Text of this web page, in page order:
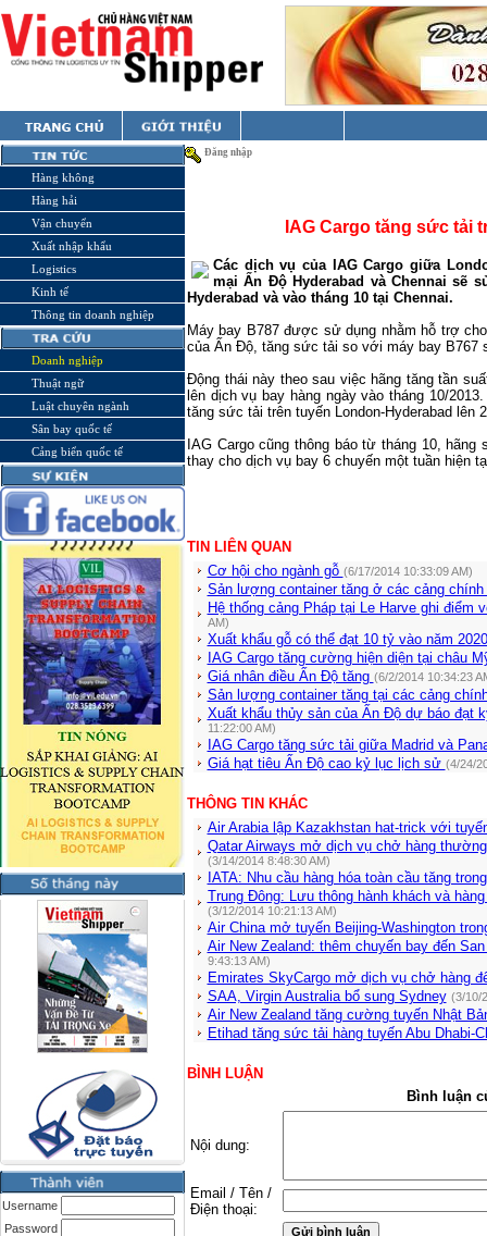
Hàng không
Hàng hải
Vận chuyển
Xuất nhập khẩu
Logistics
Kinh tế
Thông tin doanh nghiệp
Doanh nghiệp
Thuật ngữ
Luật chuyên ngành
Sân bay quốc tế
Cảng biển quốc tế
Username
Password
Đăng nhập
IAG Cargo tăng sức tải
Các dịch vụ của IAG Cargo giữa
mại Ấn Độ Hyderabad và Chennai sẽ
Hyderabad và vào tháng 10 tại Chennai.
Máy bay B787 được sử dụng nhằm hỗ trợ
của Ấn Độ, tăng sức tải so với máy bay
Động thái này theo sau việc hãng tăng tần
lên dịch vụ bay hàng ngày vào tháng 10/
tăng sức tải trên tuyến London-Hyderabad lên
IAG Cargo cũng thông báo từ tháng 10,
thay cho dịch vụ bay 6 chuyến một tuần hiện
TIN LIÊN QUAN
Cơ hội cho ngành gỗ (6/17/2014 10:33:09 AM)
Sản lượng container tăng ở các cảng
Hệ thống cảng Pháp tại Le Harve ghi
AM)
Xuất khẩu gỗ có thể đạt 10 tỷ vào năm
IAG Cargo tăng cường hiện diện tại châu
Giá nhân điều Ấn Độ tăng (6/2/2014 10:34:23
Sản lượng container tăng tại các cảng
Xuất khẩu thủy sản của Ấn Độ dự báo đạt
11:22:00 AM)
IAG Cargo tăng sức tải giữa Madrid và
Giá hạt tiêu Ấn Độ cao kỷ lục lịch sử (4/24/
THÔNG TIN KHÁC
Air Arabia lập Kazakhstan hat-trick với
Qatar Airways mở dịch vụ chở hàng
(3/14/2014 8:48:30 AM)
IATA: Nhu cầu hàng hóa toàn cầu tăng
Trung Đông: Lưu thông hành khách và
(3/12/2014 10:21:13 AM)
Air China mở tuyến Beijing-Washington
Air New Zealand: thêm chuyến bay đến
9:43:13 AM)
Emirates SkyCargo mở dịch vụ chở hàng
SAA, Virgin Australia bổ sung Sydney (3/10/
Air New Zealand tăng cường tuyến Nhật
Etihad tăng sức tải hàng tuyến Abu Dhabi-
BÌNH LUẬN
Bình luận
Nội dung:
Email / Tên /
Điện thoại: